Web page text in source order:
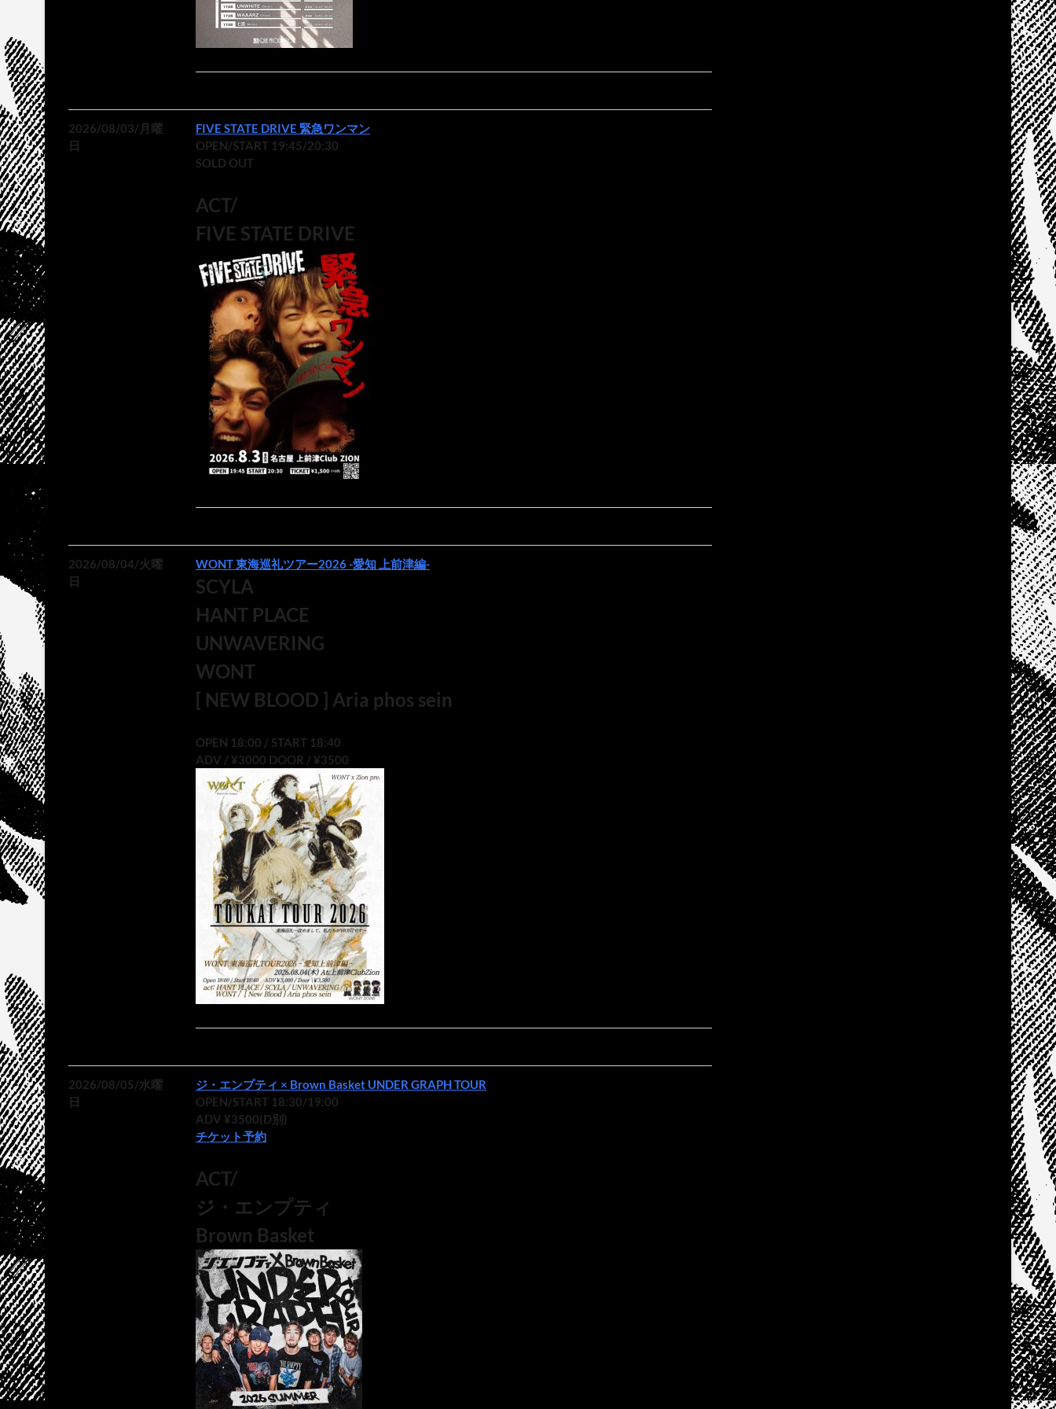
2026/08/03/月曜
日
FIVE STATE DRIVE 緊急ワンマン
OPEN/START 19:45/20:30
SOLD OUT
ACT/
FIVE STATE DRIVE
2026/08/04/火曜
日
WONT 東海巡礼ツアー2026 -愛知 上前津編-
SCYLA
HANT PLACE
UNWAVERING
WONT
[ NEW BLOOD ] Aria phos sein
OPEN 18:00 / START 18:40
ADV / ¥3000 DOOR / ¥3500
2026/08/05/水曜
日
ジ・エンプティ × Brown Basket UNDER GRAPH TOUR
OPEN/START 18:30/19:00
ADV ¥3500(D別)
チケット予約
ACT/
ジ・エンプティ
Brown Basket